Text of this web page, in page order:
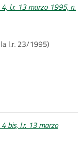
l.r. 13 marzo 1995, n.
l.r. 23/1995)
bis, l.r. 13 marzo